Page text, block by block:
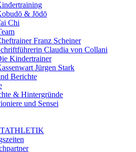
& Jōdō
Chi
Franz Scheiner
Claudia von Collani
Kindertrainer
Jürgen Stark
Berichte
& Hintergründe
und Sensei